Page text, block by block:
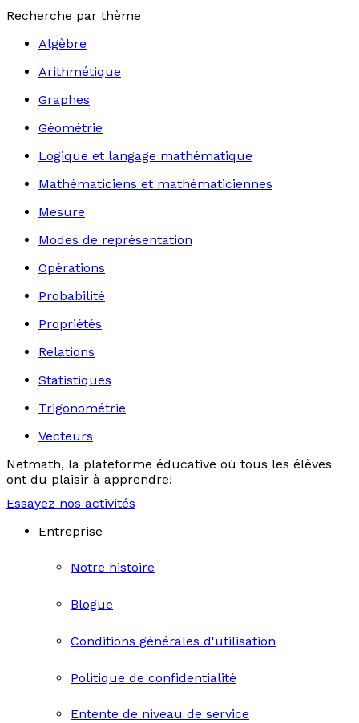
Recherche par thème
Algèbre
Arithmétique
Graphes
Géométrie
Logique et langage mathématique
Mathématiciens et mathématiciennes
Mesure
Modes de représentation
Opérations
Probabilité
Propriétés
Relations
Statistiques
Trigonométrie
Vecteurs
Netmath, la plateforme éducative où tous les élèves
ont du plaisir à apprendre!
Essayez nos activités
Entreprise
Notre histoire
Blogue
Conditions générales d'utilisation
Politique de confidentialité
Entente de niveau de service